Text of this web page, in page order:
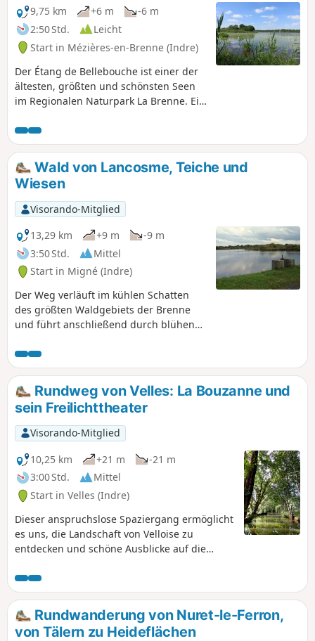
9,75 km
+6 m
-6 m
2:50 Std.
Leicht
Start in Mézières-en-Brenne (Indre)
Der Étang de Bellebouche ist einer der
ältesten, größten und schönsten Seen
im Regionalen Naturpark La Brenne. Ein
reserviert, aber der größte Teil ist
Naturgebiet, das Sie in aller Ruhe mit
einem Fernglas von drei
Beobachtungsstationen am Ufer des
Sees aus bewundern können.
Wald von Lancosme, Teiche und
Wiesen
Visorando-Mitglied
13,29 km
+9 m
-9 m
3:50 Std.
Mittel
Start in Migné (Indre)
Der Weg verläuft im kühlen Schatten
des größten Waldgebiets der Brenne
und führt anschließend durch blühende
handelt sich um einen einführenden
Spaziergang durch das Land der Düfte,
das auch eine außergewöhnliche
Farbpalette zu bieten hat!
Rundweg von Velles: La Bouzanne und
sein Freilichttheater
Visorando-Mitglied
10,25 km
+21 m
-21 m
3:00 Std.
Mittel
Start in Velles (Indre)
Dieser anspruchslose Spaziergang ermöglicht
es uns, die Landschaft von Velloise zu
entdecken und schöne Ausblicke auf die
Rundwanderung von Nuret-le-Ferron,
von Tälern zu Heideflächen